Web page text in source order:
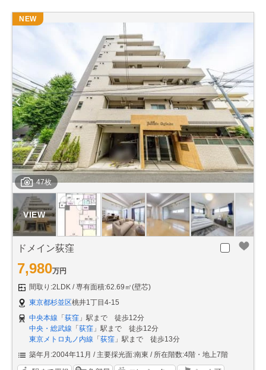
47枚
NEW
ドメイン荻窪
7,980万円
間取り:2LDK
専有面積:62.69㎡(壁芯)
東京都杉並区桃井1丁目4-15
中央本線 「 荻窪 」駅まで 徒歩12分
中央・総武線 「 荻窪 」駅まで 徒歩12分
東京メトロ丸ノ内線 「 荻窪 」駅まで 徒歩13分
築年月:2004年11月
主要採光面:南東 所在階数:4階・地上7階